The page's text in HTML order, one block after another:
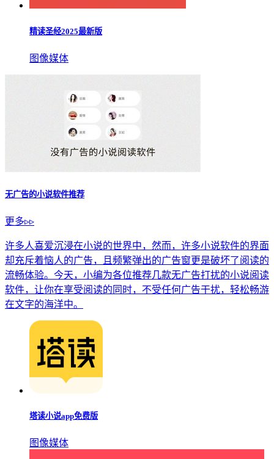
精读圣经2025最新版
图像媒体
无广告的小说软件推荐
更多▹▹
许多人喜爱沉浸在小说的世界中，然而，许多小说软件的界面
却充斥着恼人的广告，且频繁弹出的广告窗更是破坏了阅读的
流畅体验。今天，小编为各位推荐几款无广告打扰的小说阅读
软件，让你在享受阅读的同时，不受任何广告干扰，轻松畅游
在文字的海洋中。
塔读小说app免费版
图像媒体